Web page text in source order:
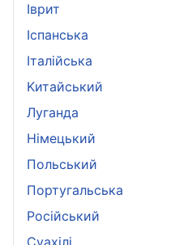
Іврит
Іспанська
Iталійська
Kитайський
Луганда
Німецький
Польський
Португальська
Pосійський